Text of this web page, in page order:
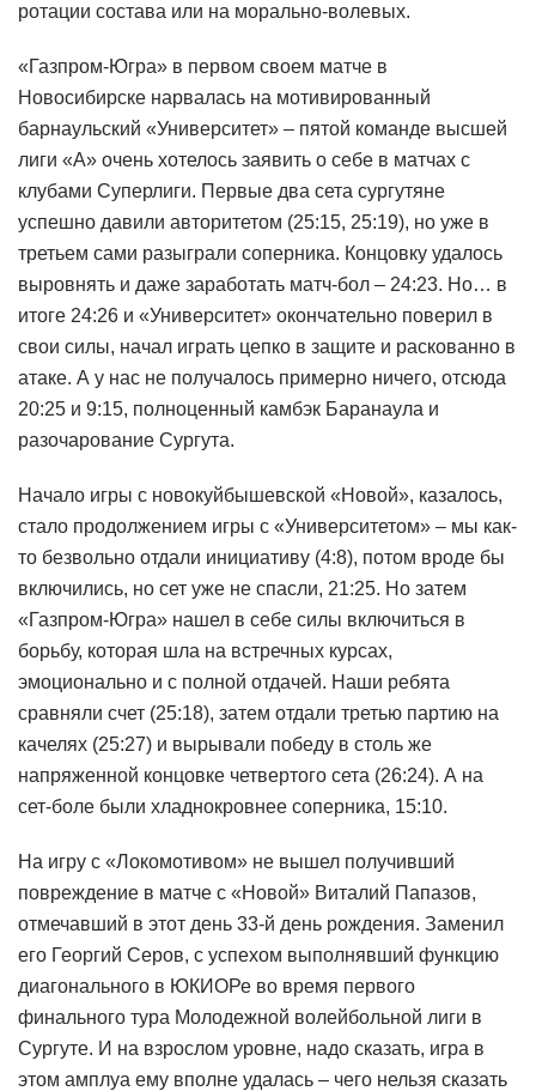
ротации состава или на морально-волевых.
«Газпром-Югра» в первом своем матче в
Новосибирске нарвалась на мотивированный
барнаульский «Университет» – пятой команде высшей
лиги «А» очень хотелось заявить о себе в матчах с
клубами Суперлиги. Первые два сета сургутяне
успешно давили авторитетом (25:15, 25:19), но уже в
третьем сами разыграли соперника. Концовку удалось
выровнять и даже заработать матч-бол – 24:23. Но… в
итоге 24:26 и «Университет» окончательно поверил в
свои силы, начал играть цепко в защите и раскованно в
атаке. А у нас не получалось примерно ничего, отсюда
20:25 и 9:15, полноценный камбэк Баранаула и
разочарование Сургута.
Начало игры с новокуйбышевской «Новой», казалось,
стало продолжением игры с «Университетом» – мы как-
то безвольно отдали инициативу (4:8), потом вроде бы
включились, но сет уже не спасли, 21:25. Но затем
«Газпром-Югра» нашел в себе силы включиться в
борьбу, которая шла на встречных курсах,
эмоционально и с полной отдачей. Наши ребята
сравняли счет (25:18), затем отдали третью партию на
качелях (25:27) и вырывали победу в столь же
напряженной концовке четвертого сета (26:24). А на
сет-боле были хладнокровнее соперника, 15:10.
На игру с «Локомотивом» не вышел получивший
повреждение в матче с «Новой» Виталий Папазов,
отмечавший в этот день 33-й день рождения. Заменил
его Георгий Серов, с успехом выполнявший функцию
диагонального в ЮКИОРе во время первого
финального тура Молодежной волейбольной лиги в
Сургуте. И на взрослом уровне, надо сказать, игра в
этом амплуа ему вполне удалась – чего нельзя сказать